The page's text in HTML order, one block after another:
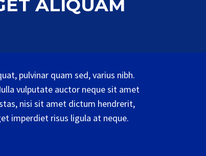
ALIQUAM
pulvinar quam sed, varius nibh.
vulputate auctor neque sit amet
nisi sit amet dictum hendrerit,
imperdiet risus ligula at neque.